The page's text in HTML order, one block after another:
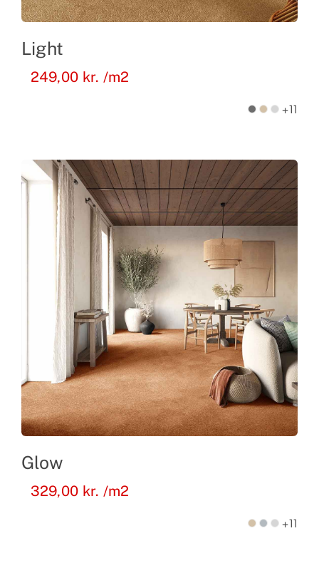
Light
249,00 kr. /m2
+11
Glow
329,00 kr. /m2
+11